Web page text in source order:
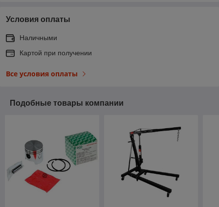
Условия оплаты
Наличными
Картой при получении
Все условия оплаты
Подобные товары компании